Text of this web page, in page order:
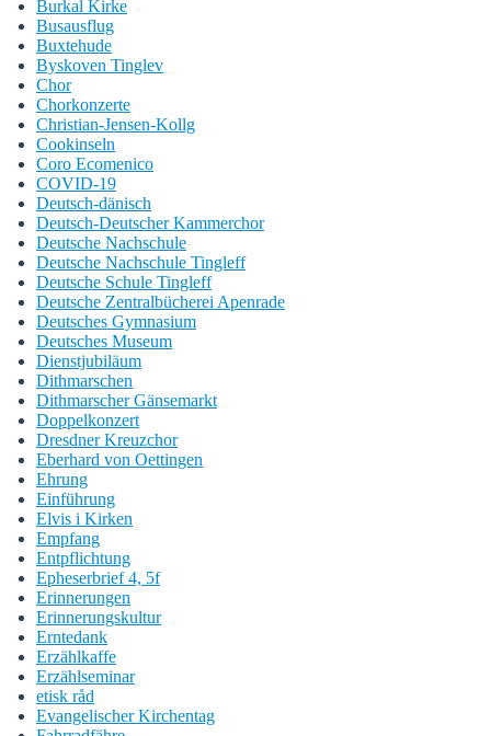
Burkal Kirke
Busausflug
Buxtehude
Byskoven Tinglev
Chor
Chorkonzerte
Christian-Jensen-Kollg
Cookinseln
Coro Ecomenico
COVID-19
Deutsch-dänisch
Deutsch-Deutscher Kammerchor
Deutsche Nachschule
Deutsche Nachschule Tingleff
Deutsche Schule Tingleff
Deutsche Zentralbücherei Apenrade
Deutsches Gymnasium
Deutsches Museum
Dienstjubiläum
Dithmarschen
Dithmarscher Gänsemarkt
Doppelkonzert
Dresdner Kreuzchor
Eberhard von Oettingen
Ehrung
Einführung
Elvis i Kirken
Empfang
Entpflichtung
Epheserbrief 4, 5f
Erinnerungen
Erinnerungskultur
Erntedank
Erzählkaffe
Erzählseminar
etisk råd
Evangelischer Kirchentag